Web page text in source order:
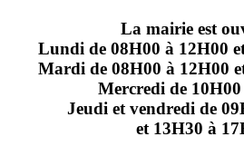
La mairie est
Lundi de 08H00 à 12H00
Mardi de 08H00 à 12H00
Mercredi de
Jeudi et vendredi de
et 13H30 à